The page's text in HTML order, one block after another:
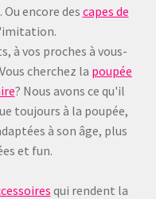
encore des capes de
à vos proches à vous-
cherchez la poupée
? Nous avons ce qu'il
toujours à la poupée,
à son âge, plus
et fun.
qui rendent la